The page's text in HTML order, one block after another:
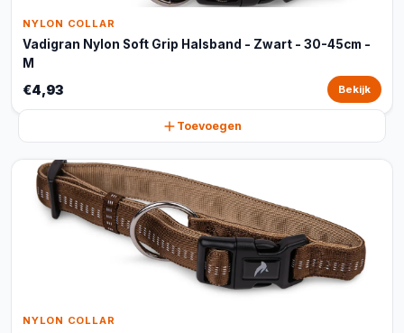
NYLON COLLAR
Vadigran Nylon Soft Grip Halsband - Zwart - 30-45cm -
M
€4,93 Bekijk
Toevoegen
NYLON COLLAR